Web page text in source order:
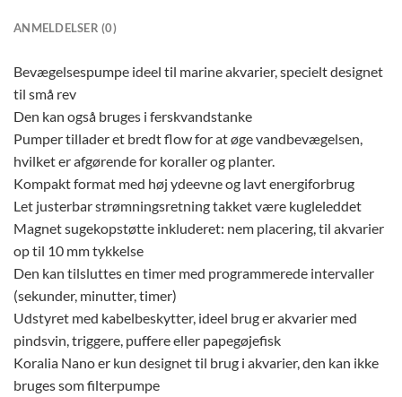
ANMELDELSER (0)
Bevægelsespumpe ideel til marine akvarier, specielt designet
til små rev
Den kan også bruges i ferskvandstanke
Pumper tillader et bredt flow for at øge vandbevægelsen,
hvilket er afgørende for koraller og planter.
Kompakt format med høj ydeevne og lavt energiforbrug
Let justerbar strømningsretning takket være kugleleddet
Magnet sugekopstøtte inkluderet: nem placering, til akvarier
op til 10 mm tykkelse
Den kan tilsluttes en timer med programmerede intervaller
(sekunder, minutter, timer)
Udstyret med kabelbeskytter, ideel brug er akvarier med
pindsvin, triggere, puffere eller papegøjefisk
Koralia Nano er kun designet til brug i akvarier, den kan ikke
bruges som filterpumpe